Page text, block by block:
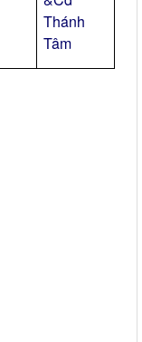
Thánh
Tâm